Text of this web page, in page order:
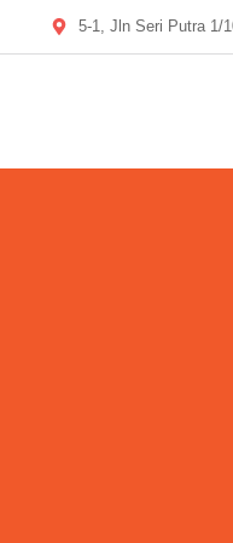
5-1, Jln Seri Putra 1/